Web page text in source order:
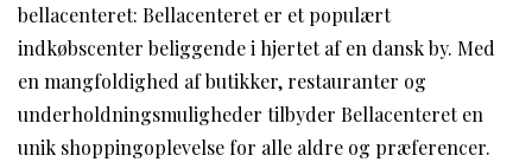
bellacenteret: Bellacenteret er et populært
indkøbscenter beliggende i hjertet af en dansk by. Med
en mangfoldighed af butikker, restauranter og
underholdningsmuligheder tilbyder Bellacenteret en
unik shoppingoplevelse for alle aldre og præferencer.